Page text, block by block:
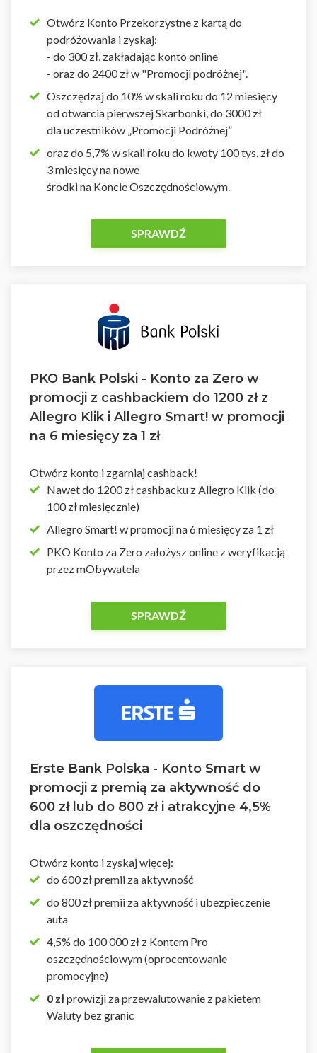
Otwórz Konto Przekorzystne z kartą do
podróżowania i zyskaj:
- do 300 zł, zakładając konto online
- oraz do 2400 zł w "Promocji podróżnej".
Oszczędzaj do 10% w skali roku do 12 miesięcy
od otwarcia pierwszej Skarbonki, do 3000 zł
dla uczestników „Promocji Podróżnej”
oraz do 5,7% w skali roku do kwoty 100 tys. zł do
3 miesięcy na nowe
środki na Koncie Oszczędnościowym.
SPRAWDŹ
PKO Bank Polski - Konto za Zero w
promocji z cashbackiem do 1200 zł z
Allegro Klik i Allegro Smart! w promocji
na 6 miesięcy za 1 zł
Otwórz konto i zgarniaj cashback!
Nawet do 1200 zł cashbacku z Allegro Klik (do
100 zł miesięcznie)
Allegro Smart! w promocji na 6 miesięcy za 1 zł
PKO Konto za Zero założysz online z weryfikacją
przez mObywatela
SPRAWDŹ
Erste Bank Polska - Konto Smart w
promocji z premią za aktywność do
600 zł lub do 800 zł i atrakcyjne 4,5%
dla oszczędności
Otwórz konto i zyskaj więcej:
do 600 zł premii za aktywność
do 800 zł premii za aktywność i ubezpieczenie
auta
4,5% do 100 000 zł z Kontem Pro
oszczędnościowym (oprocentowanie
promocyjne)
0 złprowizji za przewalutowanie z pakietem
Waluty bez granic